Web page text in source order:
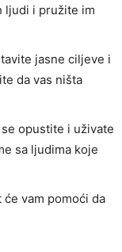
ljudi i pružite im
jasne ciljeve i
da vas ništa
opustite i uživate
sa ljudima koje
vam pomoći da